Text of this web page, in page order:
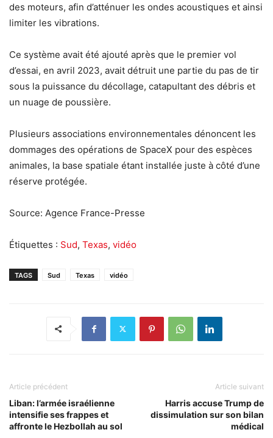
des moteurs, afin d’atténuer les ondes acoustiques et ainsi
limiter les vibrations.
Ce système avait été ajouté après que le premier vol
d’essai, en avril 2023, avait détruit une partie du pas de tir
sous la puissance du décollage, catapultant des débris et
un nuage de poussière.
Plusieurs associations environnementales dénoncent les
dommages des opérations de SpaceX pour des espèces
animales, la base spatiale étant installée juste à côté d’une
réserve protégée.
Source: Agence France-Presse
Étiquettes : Sud, Texas, vidéo
TAGS Sud Texas vidéo
Article précédent
Liban: l’armée israélienne
intensifie ses frappes et
affronte le Hezbollah au sol
Article suivant
Harris accuse Trump de
dissimulation sur son bilan
médical